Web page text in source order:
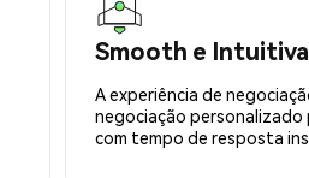
Smooth e Intuitiva
A experiência de
negociação personalizado
com tempo de resposta